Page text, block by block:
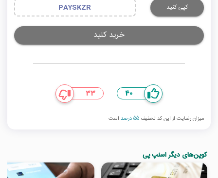
کپی کنید PAYSKZR
خرید کنید
40
33
میزان رضایت از این کد تخفیف 55 درصد است
کوپن‌های دیگر اسنپ پی